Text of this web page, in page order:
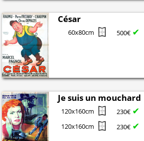
César
60x80cm 500€ ✔
Je suis un mouchard
120x160cm 230€ ✔
120x160cm 230€ ✔